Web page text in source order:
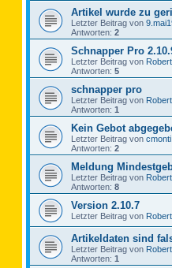
Artikel wurde zu
Letzter Beitrag von
Antworten: 2
Schnapper Pro
Letzter Beitrag von
Antworten: 5
schnapper pro
Letzter Beitrag von
Antworten: 1
Kein Gebot
Letzter Beitrag von cmonti
Antworten: 2
Meldung
Letzter Beitrag von
Antworten: 8
Version 2.10.7
Letzter Beitrag von
Artikeldaten sind
Letzter Beitrag von
Antworten: 1